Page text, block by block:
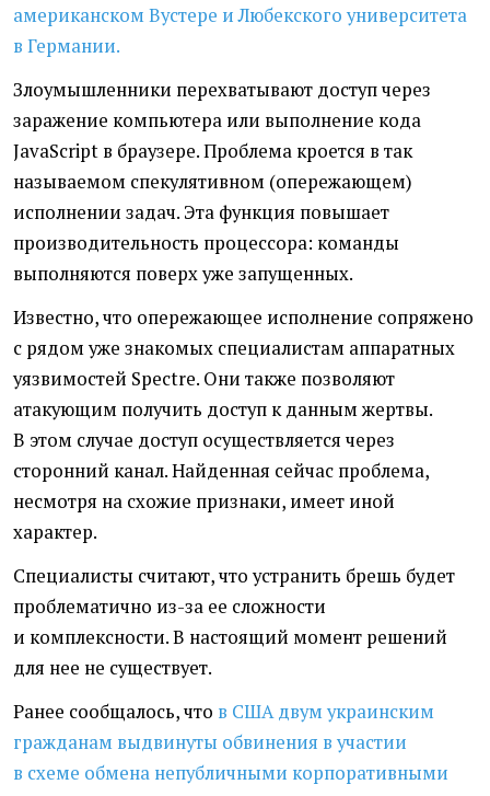
американском Вустере и Любекского университета
в Германии.
Злоумышленники перехватывают доступ через
заражение компьютера или выполнение кода
JavaScript в браузере. Проблема кроется в так
называемом спекулятивном (опережающем)
исполнении задач. Эта функция повышает
производительность процессора: команды
выполняются поверх уже запущенных.
Известно, что опережающее исполнение сопряжено
с рядом уже знакомых специалистам аппаратных
уязвимостей Spectre. Они также позволяют
атакующим получить доступ к данным жертвы.
В этом случае доступ осуществляется через
сторонний канал. Найденная сейчас проблема,
несмотря на схожие признаки, имеет иной
характер.
Специалисты считают, что устранить брешь будет
проблематично из-за ее сложности
и комплексности. В настоящий момент решений
для нее не существует.
Ранее сообщалось, что в США двум украинским
гражданам выдвинуты обвинения в участии
в схеме обмена непубличными корпоративными